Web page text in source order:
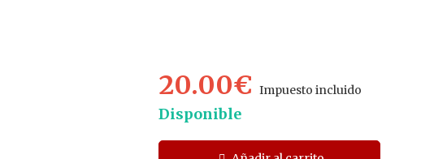
20.00€Impuesto incluido
Disponible